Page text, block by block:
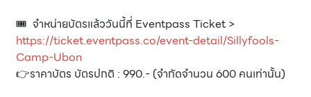
🎟️ จำหน่ายบัตรแล้ววันนี้ที่ Eventpass Ticket >
https://ticket.eventpass.co/event-detail/Sillyfools-
Camp-Ubon
👉ราคาบัตร บัตรปกติ : 990.- (จำกัดจำนวน 600 คนเท่านั้น)